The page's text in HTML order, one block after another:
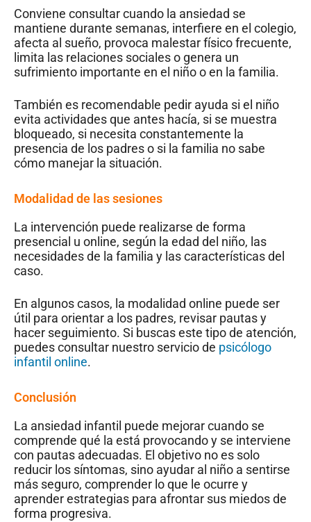
Conviene consultar cuando la ansiedad se
mantiene durante semanas, interfiere en el colegio,
afecta al sueño, provoca malestar físico frecuente,
limita las relaciones sociales o genera un
sufrimiento importante en el niño o en la familia.
También es recomendable pedir ayuda si el niño
evita actividades que antes hacía, si se muestra
bloqueado, si necesita constantemente la
presencia de los padres o si la familia no sabe
cómo manejar la situación.
Modalidad de las sesiones
La intervención puede realizarse de forma
presencial u online, según la edad del niño, las
necesidades de la familia y las características del
caso.
En algunos casos, la modalidad online puede ser
útil para orientar a los padres, revisar pautas y
hacer seguimiento. Si buscas este tipo de atención,
puedes consultar nuestro servicio de psicólogo
infantil online.
Conclusión
La ansiedad infantil puede mejorar cuando se
comprende qué la está provocando y se interviene
con pautas adecuadas. El objetivo no es solo
reducir los síntomas, sino ayudar al niño a sentirse
más seguro, comprender lo que le ocurre y
aprender estrategias para afrontar sus miedos de
forma progresiva.